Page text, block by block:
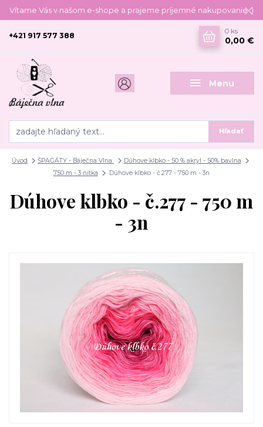
Vítame Vás v našom e-shope a prajeme príjemné nakupovanie :)
Menu
Hľadať
+421 917 577 388
0 ks
0,00 €
Úvod ŠPAGÁTY - Báječna Vlna
Dúhove klbko - 50 % akryl - 50% bavlna
750 m - 3 nitka
Dúhove klbko - č.277 - 750 m - 3n
Dúhove klbko - č.277 - 750 m
- 3n